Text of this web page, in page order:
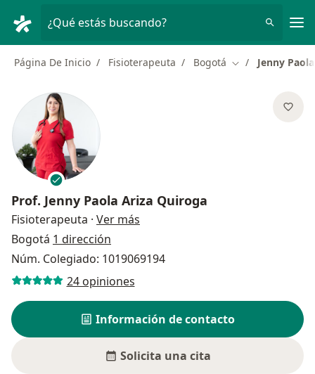
¿Qué estás buscando?
Página De Inicio Fisioterapeuta Bogotá Cambiar de
Jenny
Prof. Jenny Paola Ariza Quiroga
Fisioterapeuta · Ver más
Bogotá 1 dirección
Núm. Colegiado: 1019069194
24 opiniones
Información de contacto
Solicita una cita